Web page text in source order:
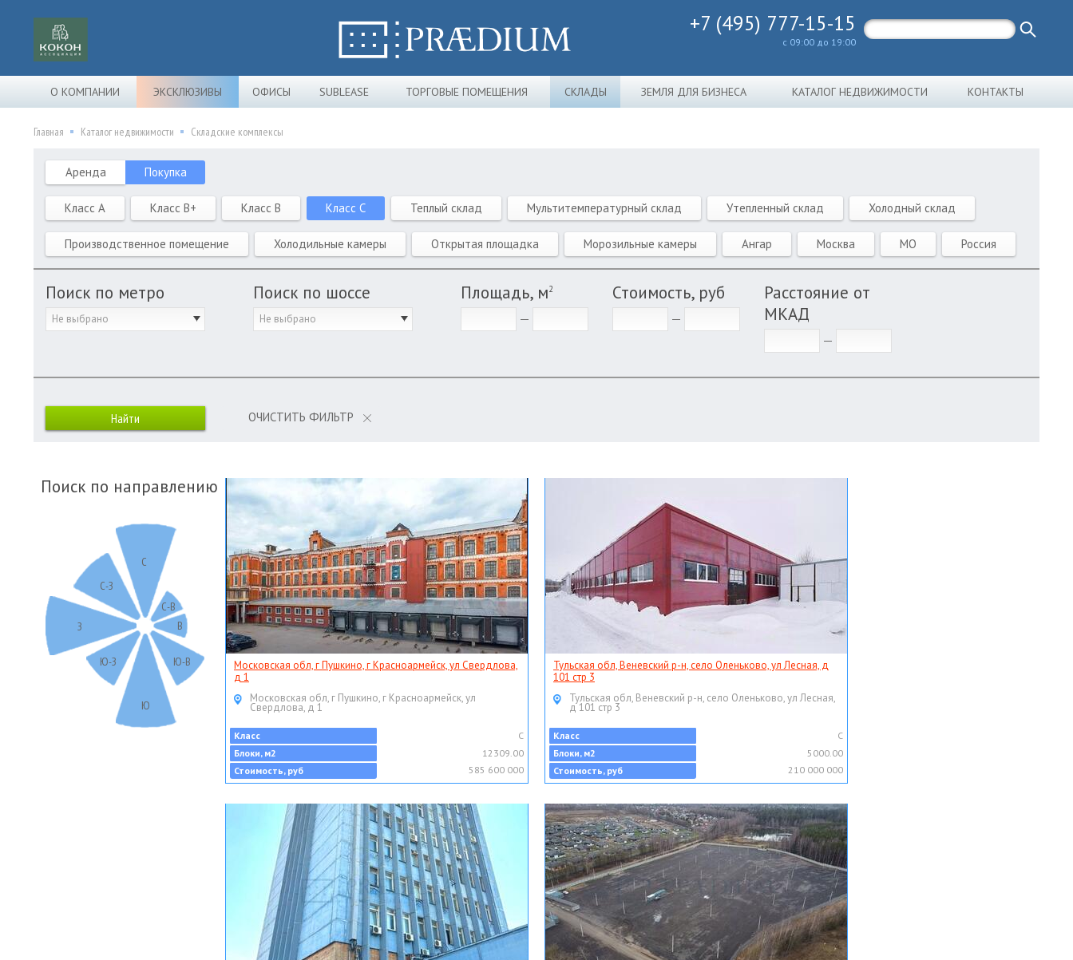
+7 (495) 777-15-15
с 09:00 до 19:00
О КОМПАНИИ ЭКСКЛЮЗИВЫ ОФИСЫ SUBLEASE ТОРГОВЫЕ ПОМЕЩЕНИЯ СКЛАДЫ ЗЕМЛЯ ДЛЯ БИЗНЕСА КАТАЛОГ НЕДВИЖИМОСТИ КОНТАКТЫ
Главная Каталог недвижимости Складские комплексы
Аренда Покупка
Класс A Класс B+ Класс B Класс C Теплый склад Мультитемпературный склад Утепленный склад Холодный склад
Производственное помещение Холодильные камеры Открытая площадка Морозильные камеры Ангар Москва МО Россия
Поиск по метро
Не выбрано
Поиск по шоссе
Не выбрано
Площадь, м2 Стоимость, руб
Расстояние от
МКАД
ОЧИСТИТЬ ФИЛЬТР
Поиск по направлению
С
С-В
В
Ю-В
Ю
Ю-З
З
С-З
Московская обл, г Пушкино, г Красноармейск, ул Свердлова,
д 1
Московская обл, г Пушкино, г Красноармейск, ул
Свердлова, д 1
Класс
C
Блоки, м2
12309.00
Стоимость, руб
585 600 000
Тульская обл, Веневский р-н, село Оленьково, ул Лесная, д
101 стр 3
Тульская обл, Веневский р-н, село Оленьково, ул Лесная,
д 101 стр 3
Класс
C
Блоки, м2
5000.00
Стоимость, руб
210 000 000